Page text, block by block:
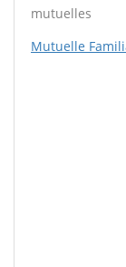
mutuelles
Mutuelle